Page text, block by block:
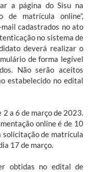
a página do Sisu na
de matrícula online”,
cadastrados no ato
no sistema de
deverá realizar o
de forma legível
Não serão aceitos
estabelecido no edital
2 a 6 de março de 2023.
online é de 10
solicitação de matrícula
17 de março.
obtidas no edital de